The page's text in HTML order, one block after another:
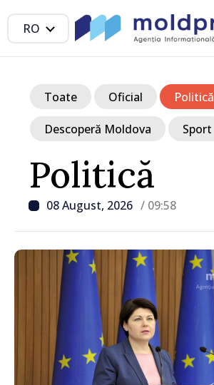
RO
Politică
08 August, 2026 / 09:58
Toate Oficial Politică
Descoperă Moldova Sport